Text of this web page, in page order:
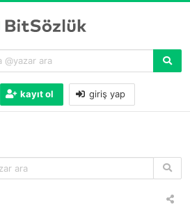
kayıt ol giriş yap